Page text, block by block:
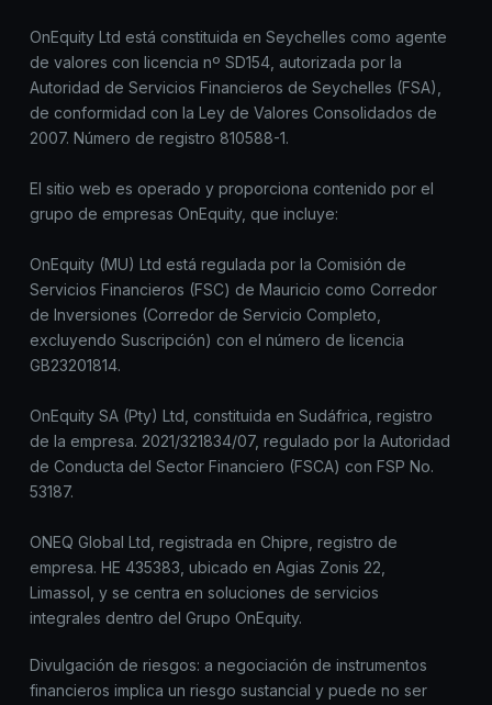
OnEquity Ltd está constituida en Seychelles como agente
de valores con licencia nº SD154, autorizada por la
Autoridad de Servicios Financieros de Seychelles (FSA),
de conformidad con la Ley de Valores Consolidados de
2007. Número de registro 810588-1.
El sitio web es operado y proporciona contenido por el
grupo de empresas OnEquity, que incluye:
OnEquity (MU) Ltd está regulada por la Comisión de
Servicios Financieros (FSC) de Mauricio como Corredor
de Inversiones (Corredor de Servicio Completo,
excluyendo Suscripción) con el número de licencia
GB23201814.
OnEquity SA (Pty) Ltd, constituida en Sudáfrica, registro
de la empresa. 2021/321834/07, regulado por la Autoridad
de Conducta del Sector Financiero (FSCA) con FSP No.
53187.
ONEQ Global Ltd, registrada en Chipre, registro de
empresa. HE 435383, ubicado en Agias Zonis 22,
Limassol, y se centra en soluciones de servicios
integrales dentro del Grupo OnEquity.
Divulgación de riesgos: a negociación de instrumentos
financieros implica un riesgo sustancial y puede no ser